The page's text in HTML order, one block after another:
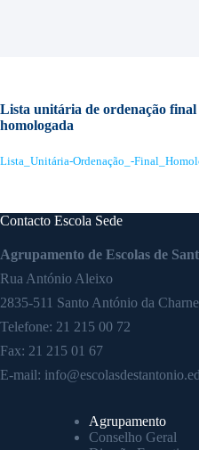
Lista unitária de ordenação final
homologada
Lista_Unitária-Ordenação_-
Contacto Escola Sede
Agrupamento de Escolas de
Rua António Aleixo
2835-511 Santo António da
Telefone: 21 215 00 72
Fax: 21 215 01 67
E-mail:
Agrupamento
Conselho Geral